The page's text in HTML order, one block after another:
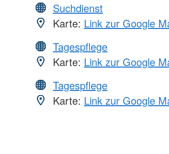
Suchdienst
Karte: Link zur Google
Tagespflege
Karte: Link zur Google
Tagespflege
Karte: Link zur Google